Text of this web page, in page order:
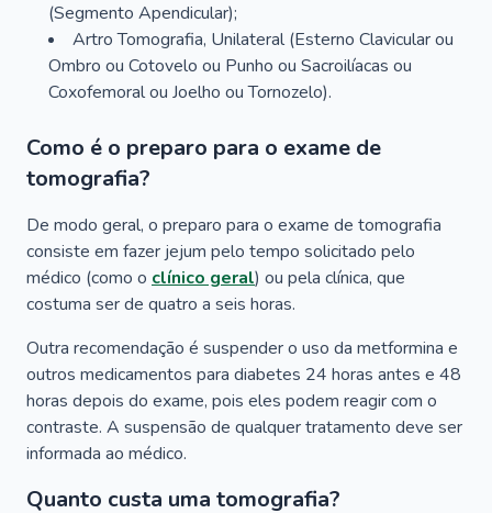
(Segmento Apendicular);
Artro Tomografia, Unilateral (Esterno Clavicular ou
Ombro ou Cotovelo ou Punho ou Sacroilíacas ou
Coxofemoral ou Joelho ou Tornozelo).
Como é o preparo para o exame de
tomografia?
De modo geral, o preparo para o exame de tomografia
consiste em fazer jejum pelo tempo solicitado pelo
médico (como o clínico geral) ou pela clínica, que
costuma ser de quatro a seis horas.
Outra recomendação é suspender o uso da metformina e
outros medicamentos para diabetes 24 horas antes e 48
horas depois do exame, pois eles podem reagir com o
contraste. A suspensão de qualquer tratamento deve ser
informada ao médico.
Quanto custa uma tomografia?